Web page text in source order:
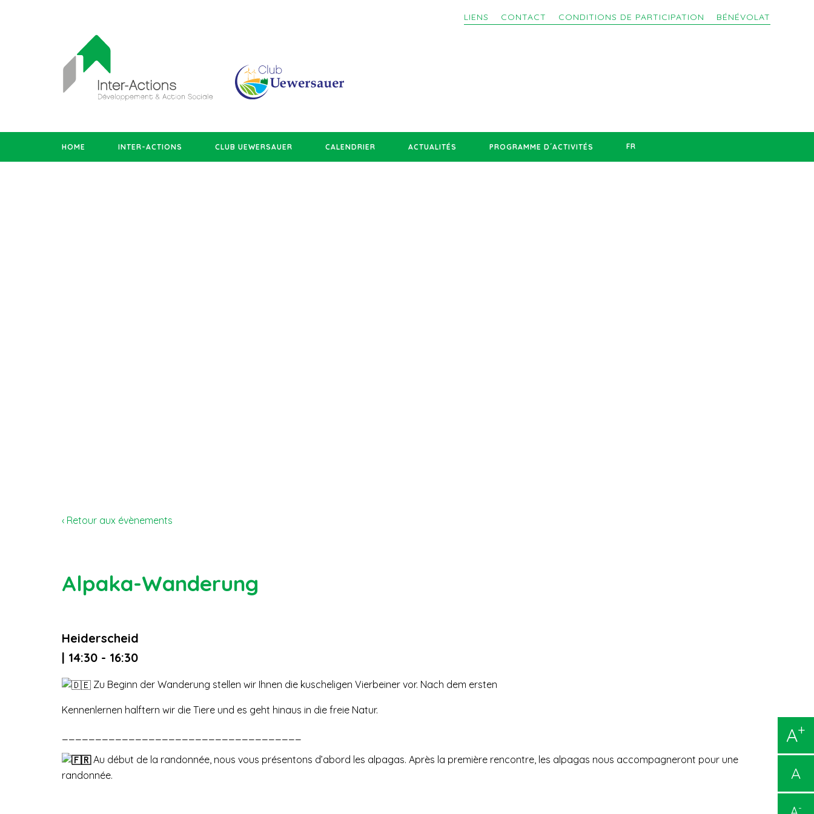
LIENS CONTACT CONDITIONS DE PARTICIPATION BÉNÉVOLAT
HOME INTER-ACTIONS CLUB UEWERSAUER CALENDRIER ACTUALITÉS PROGRAMME D´ACTIVITÉS FR
A+
A
A-
‹ Retour aux évènements
Alpaka-Wanderung
Heiderscheid
| 14:30 - 16:30
Zu Beginn der Wanderung stellen wir Ihnen die kuscheligen Vierbeiner vor. Nach dem ersten
Kennenlernen halftern wir die Tiere und es geht hinaus in die freie Natur.
Au début de la randonnée, nous vous présentons d’abord les alpagas. Après la première rencontre, les alpagas nous accompagneront pour une
randonnée.